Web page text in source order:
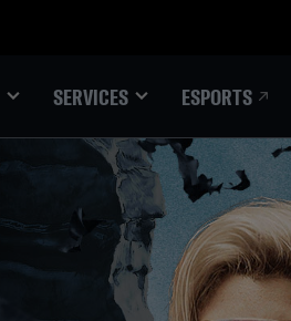
SERVICES ESPORTS